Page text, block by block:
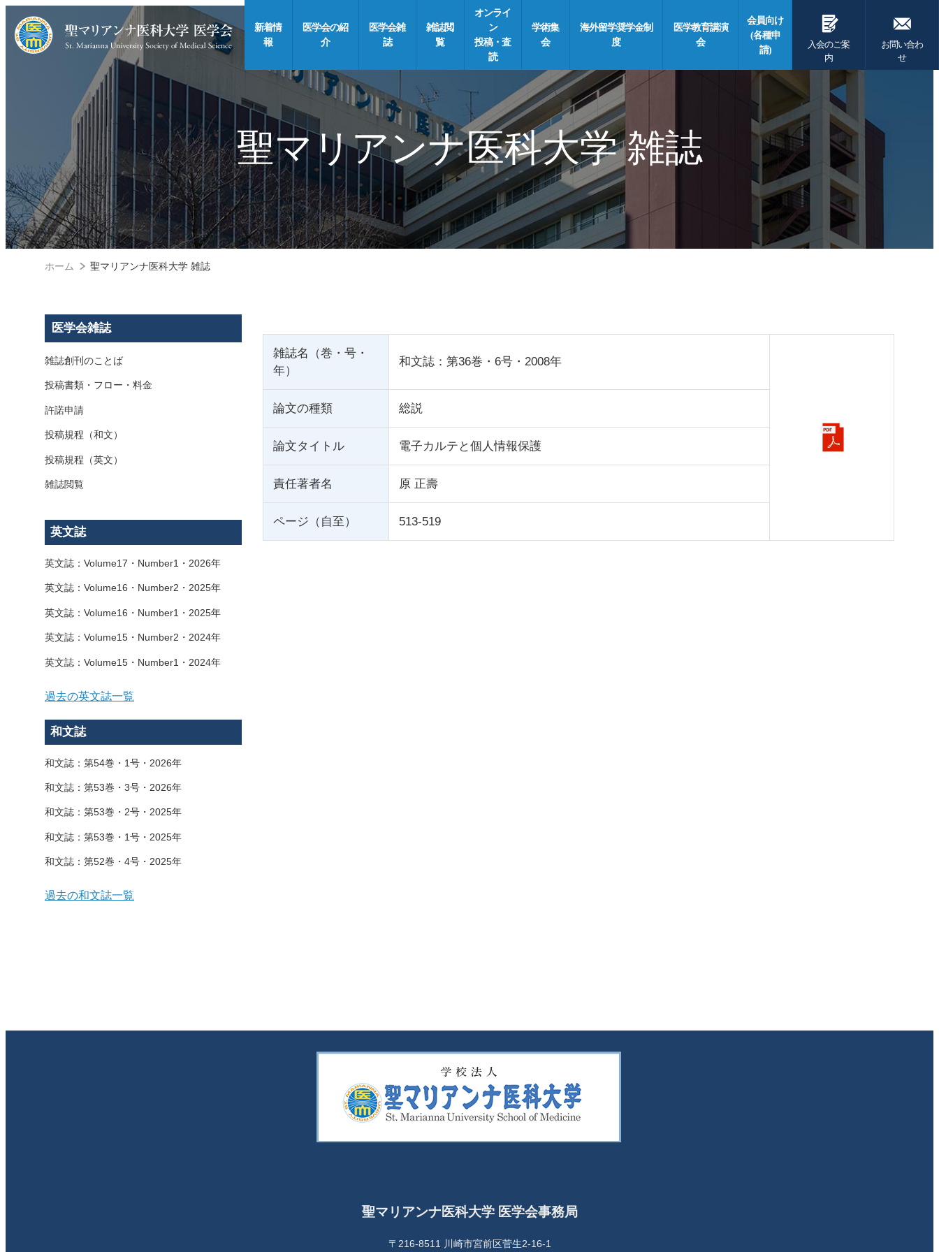
新着情
報
医学会の紹
介
医学会雑
誌
雑誌閲
覧
オンライ
ン
投稿・査
読
学術集
会
海外留学奨学金制
度
医学教育講演
会
会員向け
(各種申
請)
G
入会のご案
内
F
お問い合わ
せ
聖マリアンナ医科大学 雑誌
ホーム 聖マリアンナ医科大学 雑誌
雑誌名（巻・号・
年）
和文誌：第36巻・6号・2008年
論文の種類 総説
論文タイトル 電子カルテと個人情報保護
責任著者名 原 正壽
ページ（自至） 513-519
医学会雑誌
雑誌創刊のことば
投稿書類・フロー・料金
許諾申請
投稿規程（和文）
投稿規程（英文）
雑誌閲覧
英文誌
英文誌：Volume17・Number1・2026年
英文誌：Volume16・Number2・2025年
英文誌：Volume16・Number1・2025年
英文誌：Volume15・Number2・2024年
英文誌：Volume15・Number1・2024年
過去の英文誌一覧
和文誌
和文誌：第54巻・1号・2026年
和文誌：第53巻・3号・2026年
和文誌：第53巻・2号・2025年
和文誌：第53巻・1号・2025年
和文誌：第52巻・4号・2025年
過去の和文誌一覧
聖マリアンナ医科大学 医学会事務局
〒216-8511 川崎市宮前区菅生2-16-1